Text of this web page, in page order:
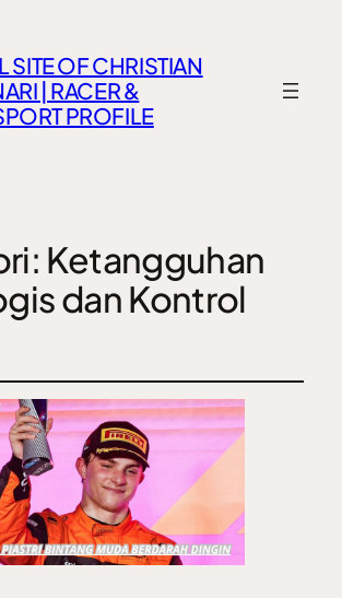
SITE OF CHRISTIAN
| RACER &
PROFILE
Ketangguhan
dan Kontrol